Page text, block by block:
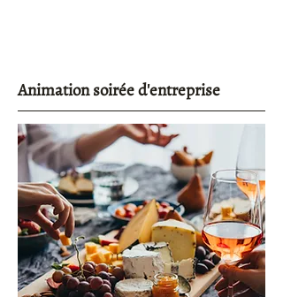
Animation soirée d'entreprise